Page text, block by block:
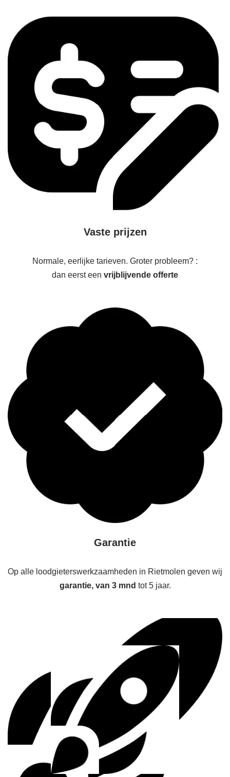
Vaste prijzen
Normale, eerlijke tarieven. Groter probleem? :
dan eerst een vrijblijvende offerte
Garantie
Op alle loodgieterswerkzaamheden in Rietmolen geven wij
garantie, van 3 mnd tot 5 jaar.